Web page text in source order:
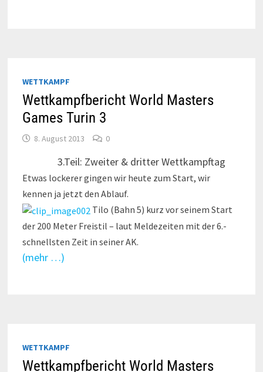
WETTKAMPF
Wettkampfbericht World Masters
Games Turin 3
8. August 2013 0
3.Teil: Zweiter & dritter Wettkampftag
Etwas lockerer gingen wir heute zum Start, wir
kennen ja jetzt den Ablauf.
Tilo (Bahn 5) kurz vor seinem Start
der 200 Meter Freistil – laut Meldezeiten mit der 6.-
schnellsten Zeit in seiner AK.
(mehr …)
WETTKAMPF
Wettkampfbericht World Masters